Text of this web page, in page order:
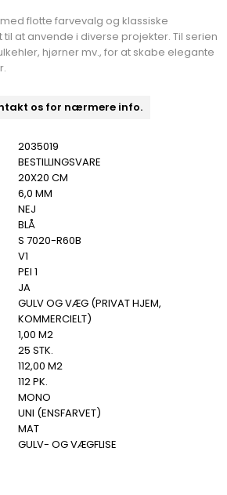
flotte farvevalg og klassiske
at anvende i diverse projekter. Til serien
hjørner mv., for at skabe elegante
os for nærmere info.
2035019
BESTILLINGSVARE
20X20 CM
6,0 MM
NEJ
BLÅ
S 7020-R60B
V1
PEI 1
JA
GULV OG VÆG (PRIVAT HJEM,
KOMMERCIELT)
1,00 M2
25 STK.
112,00 M2
112 PK.
MONO
UNI (ENSFARVET)
MAT
GULV- OG VÆGFLISE